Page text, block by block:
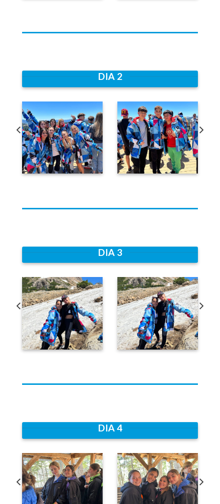
DIA 2
DIA 3
DIA 4